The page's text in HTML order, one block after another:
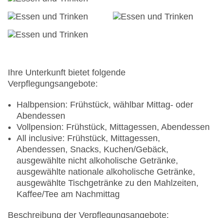
gegen Gebühr
Gebäudeanzahl: 4, Etagen: 3, Zimmer: 100
Ihre Unterkunft bietet folgende
Verpflegungsangebote:
Halbpension: Frühstück, wählbar Mittag- oder
Abendessen
Vollpension: Frühstück, Mittagessen, Abendessen
All inclusive: Frühstück, Mittagessen,
Abendessen, Snacks, Kuchen/Gebäck,
ausgewählte nicht alkoholische Getränke,
ausgewählte nationale alkoholische Getränke,
ausgewählte Tischgetränke zu den Mahlzeiten,
Kaffee/Tee am Nachmittag
Beschreibung der Verpflegungsangebote: